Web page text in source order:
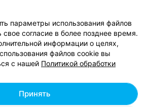
по вопросам сотрудничества
руководителю relax.by
настройки cookie
персональных данных
УНП 191700409, регистрирующий орган -
параметры использования файлов
свое согласие в более позднее время.
информации о целях,
файлов cookie вы
с нашей Политикой обработки
Принять